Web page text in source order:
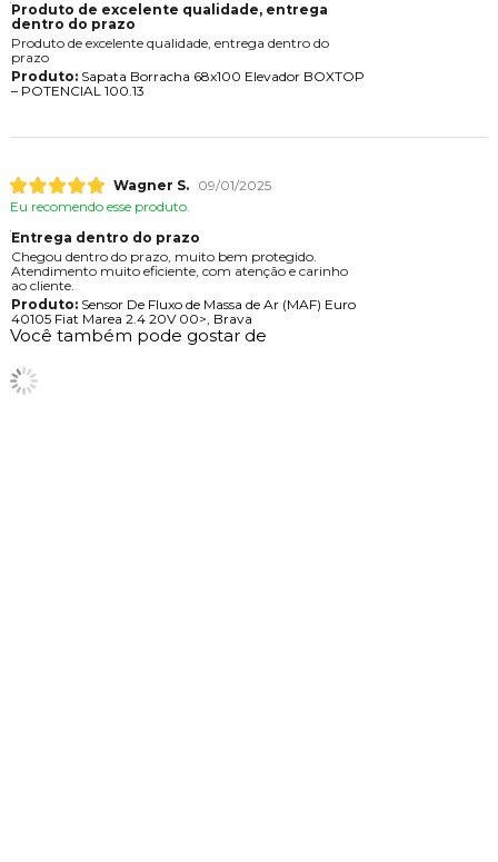
Produto de excelente qualidade, entrega
dentro do prazo
Produto de excelente qualidade, entrega dentro do
prazo
Produto:Sapata Borracha 68x100 Elevador BOXTOP
– POTENCIAL 100.13
Wagner S.
09/01/2025
Eu recomendo esse produto.
Entrega dentro do prazo
Chegou dentro do prazo, muito bem protegido.
Atendimento muito eficiente, com atenção e carinho
ao cliente.
Produto:Sensor De Fluxo de Massa de Ar (MAF) Euro
40105 Fiat Marea 2.4 20V 00>, Brava
Você também pode gostar de